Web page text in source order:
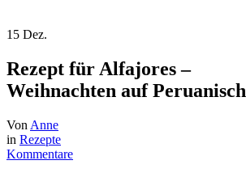
15 Dez.
Rezept für Alfajores –
Weihnachten auf Peruanisch
Von Anne
in Rezepte
Kommentare